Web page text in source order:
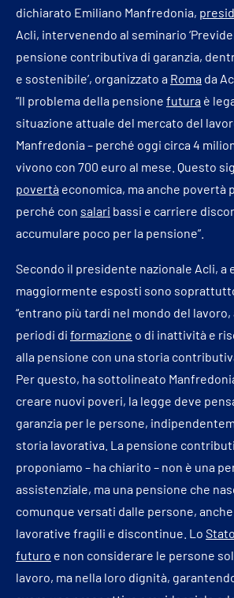
dichiarato Emiliano Manfredonia,
Acli, intervenendo al seminario
pensione contributiva di garanzia,
e sostenibile’, organizzato a Roma da
“Il problema della pensione futura è
situazione attuale del mercato del
Manfredonia – perché oggi circa 4
vivono con 700 euro al mese. Questo
povertà economica, ma anche povertà
perché con salari bassi e carriere
accumulare poco per la pensione”.
Secondo il presidente nazionale Acli, a
maggiormente esposti sono
“entrano più tardi nel mondo del
periodi di formazione o di inattività e
alla pensione con una storia
Per questo, ha sottolineato
creare nuovi poveri, la legge deve
garanzia per le persone,
storia lavorativa. La pensione
proponiamo – ha chiarito – non è una
assistenziale, ma una pensione che
comunque versati dalle persone,
lavorative fragili e discontinue. Lo Stato
futuro e non considerare le persone
lavoro, ma nella loro dignità,